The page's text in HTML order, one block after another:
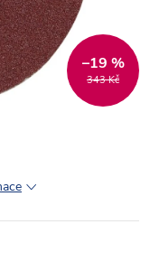
343 Kč
–19 %